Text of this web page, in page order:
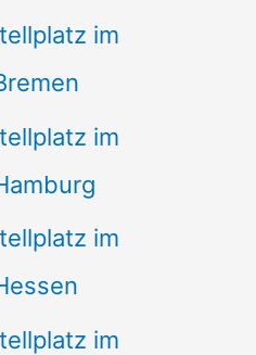
im
im
im
im